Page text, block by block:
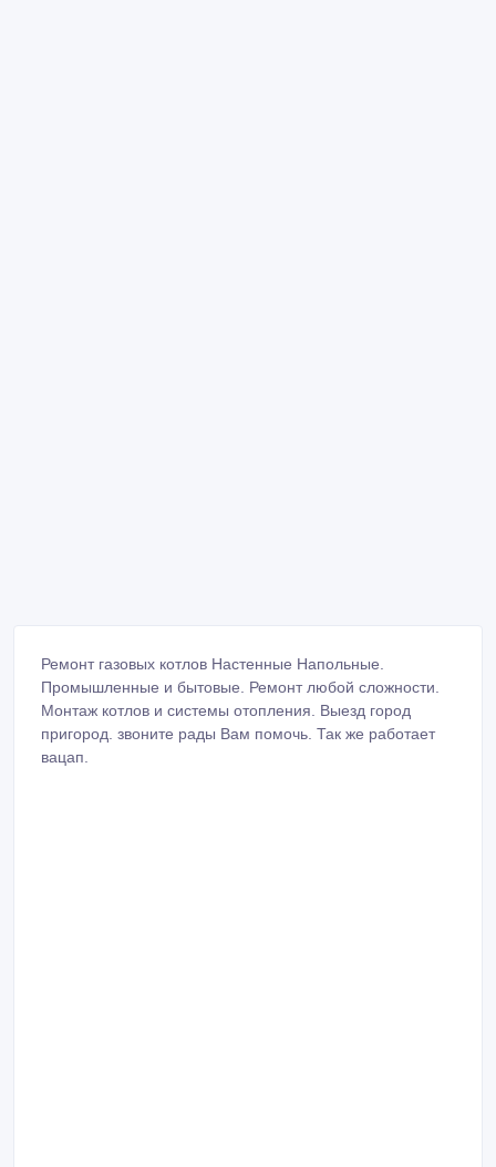
Ремонт газовых котлов Настенные Напольные.
Промышленные и бытовые. Ремонт любой сложности.
Монтаж котлов и системы отопления. Выезд город
пригород. звоните рады Вам помочь. Так же работает
вацап.